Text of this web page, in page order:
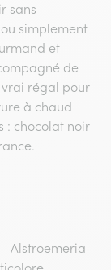
sans
simplement
et
de
régal pour
à chaud
: chocolat noir
Alstroemeria